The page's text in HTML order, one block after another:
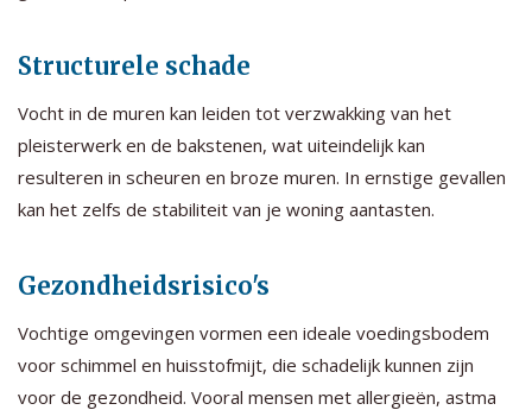
Structurele schade
Vocht in de muren kan leiden tot verzwakking van het
pleisterwerk en de bakstenen, wat uiteindelijk kan
resulteren in scheuren en broze muren. In ernstige gevallen
kan het zelfs de stabiliteit van je woning aantasten.
Gezondheidsrisico's
Vochtige omgevingen vormen een ideale voedingsbodem
voor schimmel en huisstofmijt, die schadelijk kunnen zijn
voor de gezondheid. Vooral mensen met allergieën, astma